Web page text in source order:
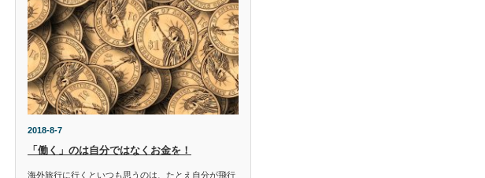
2018-8-7
「働く」のは自分ではなくお金を！
海外旅行に行くといつも思うのは、たとえ自分が飛行